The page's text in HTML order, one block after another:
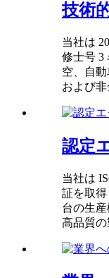
技術
当社は
修士号 3
空、自
および非
認定
当社は
証を取
台の生
高品質の